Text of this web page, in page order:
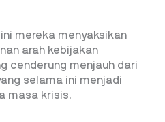
mereka menyaksikan
arah kebijakan
cenderung menjauh dari
selama ini menjadi
masa krisis.